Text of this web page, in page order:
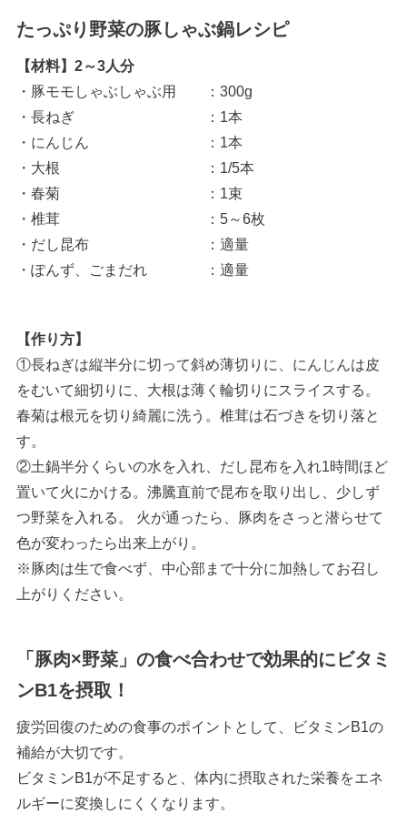
たっぷり野菜の豚しゃぶ鍋レシピ
【材料】2～3人分
・豚モモしゃぶしゃぶ用 ：300g
・長ねぎ ：1本
・にんじん ：1本
・大根 ：1/5本
・春菊 ：1束
・椎茸 ：5～6枚
・だし昆布 ：適量
・ぽんず、ごまだれ ：適量
【作り方】
①長ねぎは縦半分に切って斜め薄切りに、にんじんは皮
をむいて細切りに、大根は薄く輪切りにスライスする。
春菊は根元を切り綺麗に洗う。椎茸は石づきを切り落と
す。
②土鍋半分くらいの水を入れ、だし昆布を入れ1時間ほど
置いて火にかける。沸騰直前で昆布を取り出し、少しず
つ野菜を入れる。 火が通ったら、豚肉をさっと潜らせて
色が変わったら出来上がり。
※豚肉は生で食べず、中心部まで十分に加熱してお召し
上がりください。
「豚肉×野菜」の食べ合わせで効果的にビタミ
ンB1を摂取！
疲労回復のための食事のポイントとして、ビタミンB1の
補給が大切です。
ビタミンB1が不足すると、体内に摂取された栄養をエネ
ルギーに変換しにくくなります。